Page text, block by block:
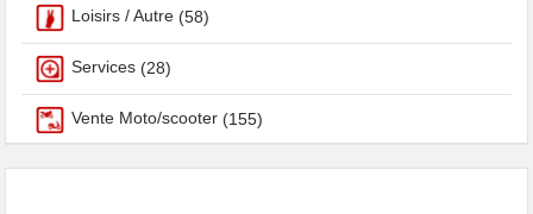
Loisirs / Autre (58)
Services (28)
Vente Moto/scooter (155)